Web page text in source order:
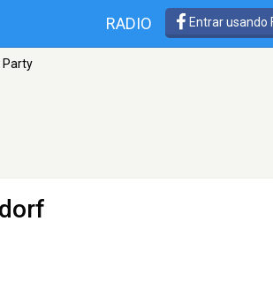
RADIO Entrar usando
Party